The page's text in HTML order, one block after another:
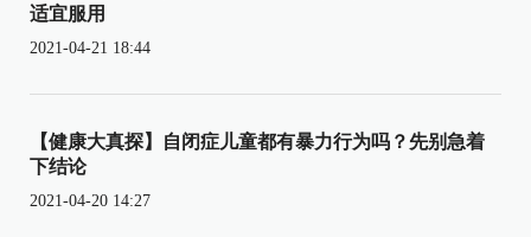
适宜服用
2021-04-21 18:44
【健康大真探】自闭症儿童都有暴力行为吗？先别急着
下结论
2021-04-20 14:27